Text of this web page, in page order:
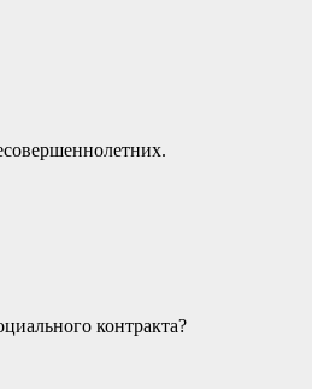
контракта?